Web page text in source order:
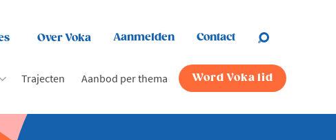
Over Voka Aanmelden Contact
Trajecten Aanbod per thema Word Voka lid